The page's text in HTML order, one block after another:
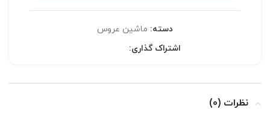
دسته: ماشین عروس
اشتراک گذاری:
نظرات (0)